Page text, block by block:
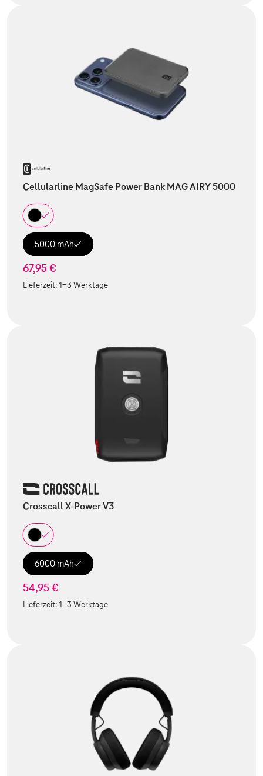
Cellularline MagSafe Power Bank MAG AIRY 5000
5000 mAh
67,95 €
Lieferzeit:1-3 Werktage
Crosscall X-Power V3
6000 mAh
54,95 €
Lieferzeit:1-3 Werktage